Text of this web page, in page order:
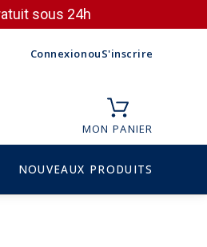
sous 24h
ConnexionouS'inscrire
MON PANIER
NOUVEAUX PRODUITS